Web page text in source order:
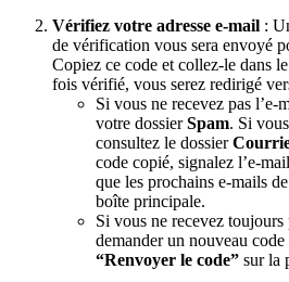
Vérifiez votre adresse e-mail :
de vérification vous sera envoyé
Copiez ce code et collez-le dans
fois vérifié, vous serez redirigé
Si vous ne recevez pas
votre dossierSpam. Si
consultez le dossier
code copié, signalez l’e-
que les prochains e-mails
boîte principale.
Si vous ne recevez
demander un nouveau
“Renvoyer le code” sur la